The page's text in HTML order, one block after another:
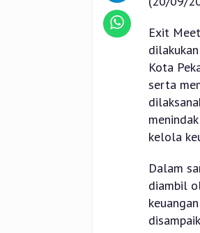
Exit
Kota
serta
kelola
Dalam
diambil